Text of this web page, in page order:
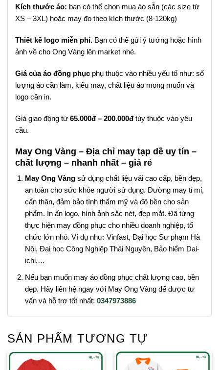
Kích thước áo: bạn có thể chọn mua áo sẵn (các size từ
XS – 3XL) hoặc may đo theo kích thước (8-120kg)
Thiết kế logo miễn phí. Bạn có thể gửi ý tưởng hoặc hình
ảnh về cho Ong Vàng lên market nhé.
Giá của áo đồng phục phụ thuộc vào nhiều yếu tố như: số
lượng áo cần làm, kiểu may, chất liệu áo mong muốn và
logo cần in.
Giá giao động từ 65.000đ – 200.000đtùy thuộc vào yêu
cầu.
May Ong Vàng – Địa chỉ may tạp dề uy tín –
chất lượng – nhanh nhất – giá rẻ
May Ong Vàng sử dụng chất liệu vải cao cấp, bền đẹp,
an toàn cho sức khỏe người sử dụng. Đường may tỉ mỉ,
cẩn thận, đảm bảo tính thẩm mỹ và độ bền cho sản
phẩm. In ấn logo, hình ảnh sắc nét, đẹp mắt. Đã từng
thực hiện may đồng phục cho nhiều doanh nghiệp, tổ
chức lớn nhỏ. Ví dụ như: Vinfast, Đại học Sư phạm Hà
Nội, Đại học Công Nghiệp Thái Nguyên, Bảo hiểm Dai-
ichi,…
Nếu bạn muốn may áo đồng phục chất lượng cao, bền
đẹp. Hãy liên hệ ngay với May Ong Vàng để được tư
vấn và hỗ trợ tốt nhất: 0347973886
SẢN PHẨM TƯƠNG TỰ